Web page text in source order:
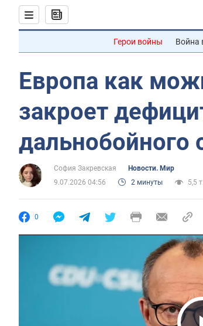
Герои войны Война
Европа как
закроет
София Закревская
Новости. Мир
9.07.2026 04:56
2 минуты 5,5 т.
0